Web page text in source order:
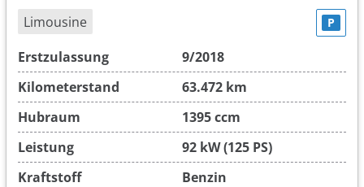
Limousine P
Erstzulassung
9/2018
Kilometerstand
63.472 km
Hubraum
1395 ccm
Leistung
92 kW (125 PS)
Kraftstoff
Benzin